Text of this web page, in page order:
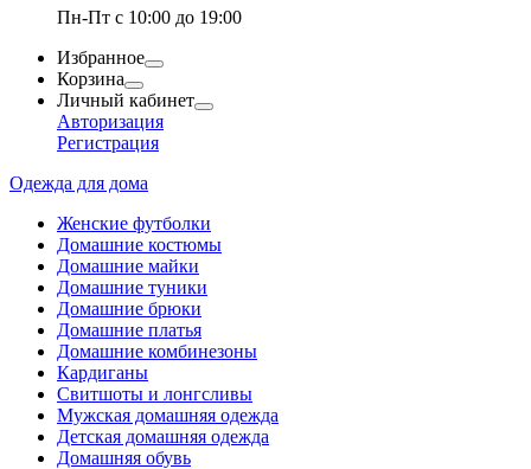
Пн-Пт с 10:00 до 19:00
Избранное
Корзина
Личный кабинет
Авторизация
Регистрация
Одежда для дома
Женские футболки
Домашние костюмы
Домашние майки
Домашние туники
Домашние брюки
Домашние платья
Домашние комбинезоны
Кардиганы
Свитшоты и лонгсливы
Мужская домашняя одежда
Детская домашняя одежда
Домашняя обувь